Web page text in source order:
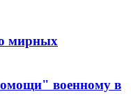
о мирных
военному в